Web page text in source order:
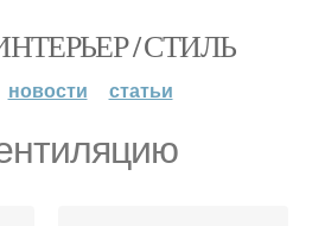
/ СТИЛЬ
новости статьи